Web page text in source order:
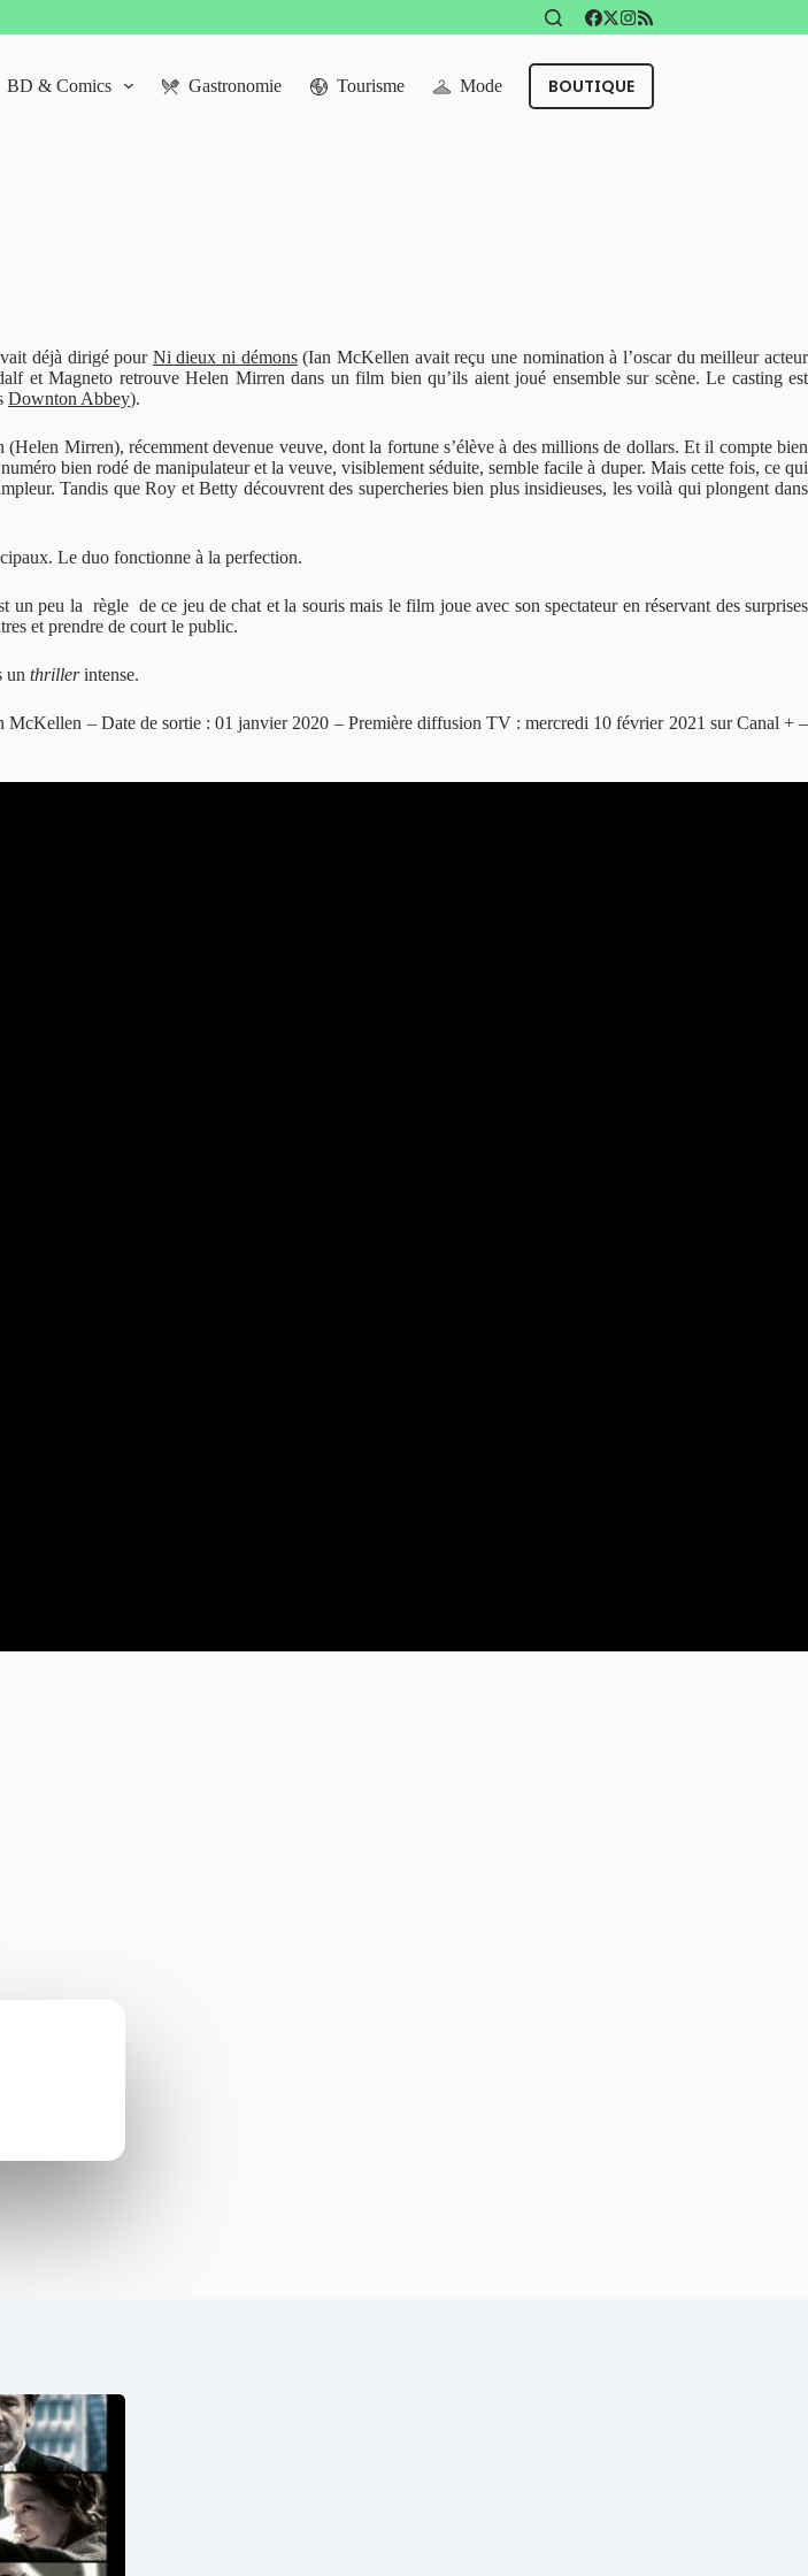
BD & Comics Gastronomie Tourisme Mode BOUTIQUE
déjà dirigé pour Ni dieux ni démons(Ian McKellen avait reçu une nomination à l’oscar du meilleur acteur
et Magneto retrouve Helen Mirren dans un film bien qu’ils aient joué ensemble sur scène. Le casting est
Downton Abbey).
Mirren), récemment devenue veuve, dont la fortune s’élève à des millions de dollars. Et il compte bien
bien rodé de manipulateur et la veuve, visiblement séduite, semble facile à duper. Mais cette fois, ce qui
Tandis que Roy et Betty découvrent des supercheries bien plus insidieuses, les voilà qui plongent dans
Le duo fonctionne à la perfection.
un peu la règle de ce jeu de chat et la souris mais le film joue avec son spectateur en réservant des surprises
et prendre de court le public.
un thrillerintense.
– Date de sortie : 01 janvier 2020 – Première diffusion TV : mercredi 10 février 2021 sur Canal + –